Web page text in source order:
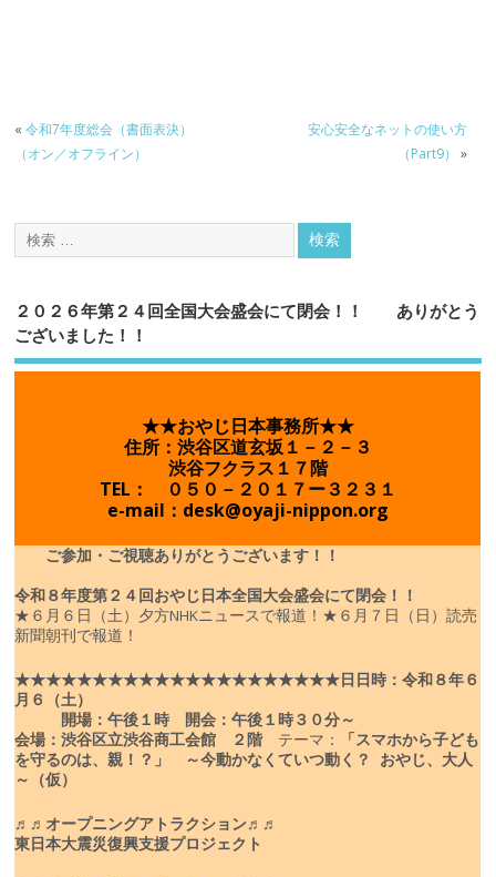
«令和7年度総会（書面表決）
（オン／オフライン）
安心安全なネットの使い方
（Part9） »
２０２６年第２４回全国大会盛会にて閉会！！ ありがとう
ございました！！
★★おやじ日本事務所★★
住所：渋谷区道玄坂１－２－３
渋谷フクラス１７階
TEL： ０５０－２０１７ー３２３１
e-mail：desk@oyaji-nippon.org
ご参加・ご視聴ありがとうございます！！
令和８年度第２４回おやじ日本全国大会盛会にて閉会！！
★６月６日（土）夕方NHKニュースで報道！ ★６月７日（日）読売
新聞朝刊で報道！
★★★★★★★★★★★★★★★★★★★★★日 日時：令和８年６
月６（土）
開場：午後１時 開会：午後１時３０分～
会場：渋谷区立渋谷商工会館 ２階 テーマ：
「スマホから子ども
を守るのは、親！？」
～今動かなくていつ動く？ おやじ、大人
～（仮）
♬♬オープニングアトラクション♬♬
東日本大震災復興支援プロジェクト